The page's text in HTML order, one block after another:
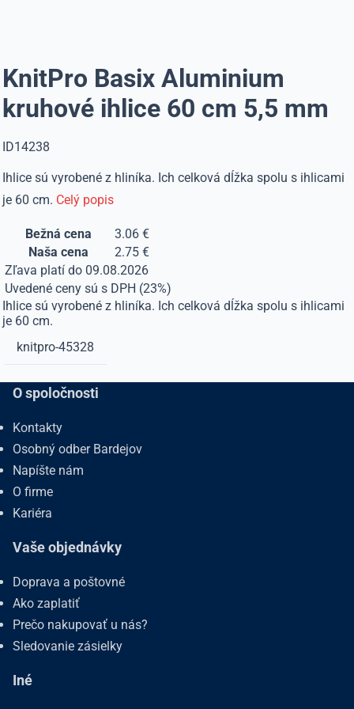
KnitPro Basix Aluminium
kruhové ihlice 60 cm 5,5 mm
ID14238
Ihlice sú vyrobené z hliníka. Ich celková dĺžka spolu s ihlicami
je 60 cm. Celý popis
Bežná cena
3.06 €
Naša cena
2.75 €
Zľava platí do 09.08.2026
Uvedené ceny sú s DPH (23%)
Ihlice sú vyrobené z hliníka. Ich celková dĺžka spolu s ihlicami
je 60 cm.
knitpro-45328
O spoločnosti
Kontakty
Osobný odber Bardejov
Napíšte nám
O firme
Kariéra
Vaše objednávky
Doprava a poštovné
Ako zaplatiť
Prečo nakupovať u nás?
Sledovanie zásielky
Iné